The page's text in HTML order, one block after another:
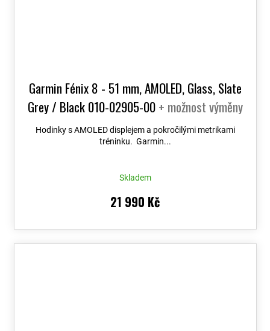
Garmin Fénix 8 - 51 mm, AMOLED, Glass, Slate
Grey / Black 010-02905-00+ možnost výměny
do 90 dní + Topo Czech PRO Voucher
Hodinky s AMOLED displejem a pokročilými metrikami
tréninku. Garmin...
Skladem
21 990 Kč